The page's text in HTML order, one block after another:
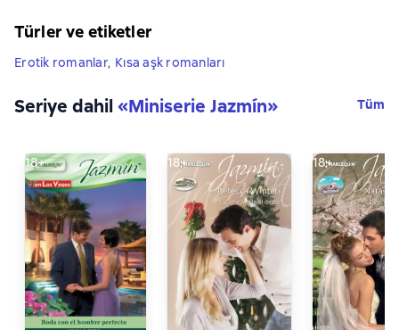
Türler ve etiketler
Erotik romanlar, Kısa aşk romanları
Seriye dahil«Miniserie Jazmín» Tüm
18+ 18+ 18+